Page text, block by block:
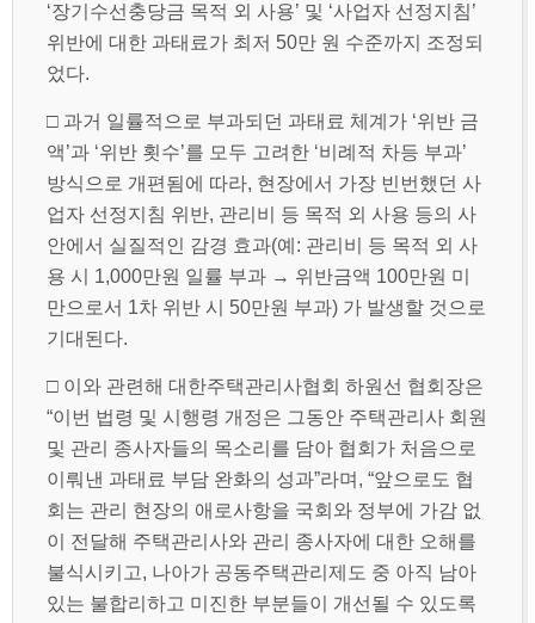
‘장기수선충당금 목적 외 사용’ 및 ‘사업자 선정지침’
위반에 대한 과태료가 최저 50만 원 수준까지 조정되
었다.
□ 과거 일률적으로 부과되던 과태료 체계가 ‘위반 금
액’과 ‘위반 횟수’를 모두 고려한 ‘비례적 차등 부과’
방식으로 개편됨에 따라, 현장에서 가장 빈번했던 사
업자 선정지침 위반, 관리비 등 목적 외 사용 등의 사
안에서 실질적인 감경 효과(예: 관리비 등 목적 외 사
용 시 1,000만원 일률 부과 → 위반금액 100만원 미
만으로서 1차 위반 시 50만원 부과) 가 발생할 것으로
기대된다.
□ 이와 관련해 대한주택관리사협회 하원선 협회장은
“이번 법령 및 시행령 개정은 그동안 주택관리사 회원
및 관리 종사자들의 목소리를 담아 협회가 처음으로
이뤄낸 과태료 부담 완화의 성과”라며, “앞으로도 협
회는 관리 현장의 애로사항을 국회와 정부에 가감 없
이 전달해 주택관리사와 관리 종사자에 대한 오해를
불식시키고, 나아가 공동주택관리제도 중 아직 남아
있는 불합리하고 미진한 부분들이 개선될 수 있도록